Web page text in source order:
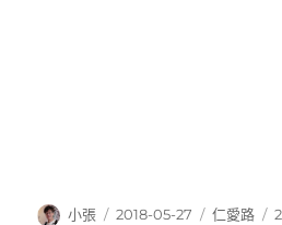
作
小張
發
2018-05-27
分
仁愛路